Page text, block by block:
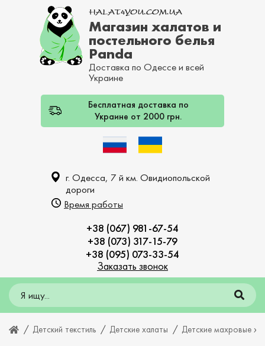
Магазин халатов и
постельного белья
Panda
Доставка по Одессе и всей
Украине
Бесплатная доставка по
Украине от 2000 грн.
г. Одесса, 7 й км. Овидиопольской
дороги
Время работы
+38 (067) 981-67-54
+38 (073) 317-15-79
+38 (095) 073-33-54
Заказать звонок
Детский текстиль Детские халаты Детские махровые